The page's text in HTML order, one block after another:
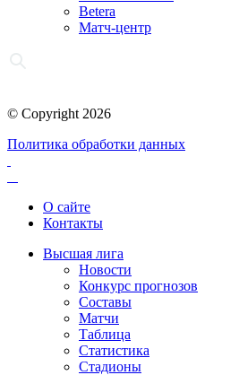
Betera
Матч-центр
© Copyright 2026
Политика обработки данных
О сайте
Контакты
Высшая лига
Новости
Конкурс прогнозов
Составы
Матчи
Таблица
Статистика
Стадионы